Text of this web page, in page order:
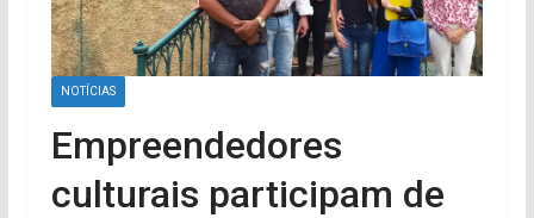
NOTÍCIAS
Empreendedores
culturais participam de